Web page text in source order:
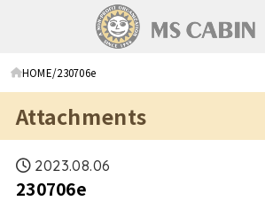
HOME 230706e
Attachments
2023.08.06
230706e